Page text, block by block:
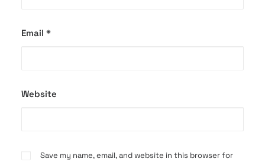
Email *
Website
Save my name, email, and website in this browser for